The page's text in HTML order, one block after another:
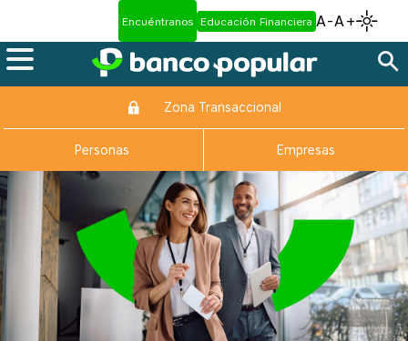
Encuéntranos Educación Financiera A-A+
Zona Transaccional
Personas Empresas